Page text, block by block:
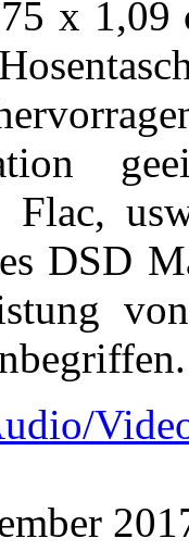
x 1,09
Flac,
DSD